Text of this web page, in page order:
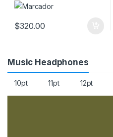
$320.00
Music Headphones
10pt 11pt 12pt